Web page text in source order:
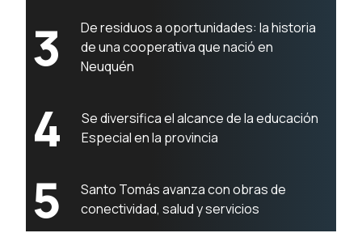
3
De residuos a oportunidades: la historia
de una cooperativa que nació en
Neuquén
4
Se diversifica el alcance de la educación
Especial en la provincia
5
Santo Tomás avanza con obras de
conectividad, salud y servicios